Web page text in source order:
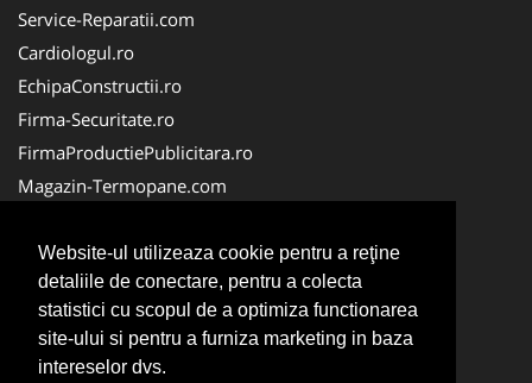
Website-ul utilizeaza cookie pentru a reţine
detaliile de conectare, pentru a colecta
statistici cu scopul de a optimiza functionarea
site-ului si pentru a furniza marketing in baza
intereselor dvs.
Service-Reparatii.com
Cardiologul.ro
EchipaConstructii.ro
Firma-Securitate.ro
FirmaProductiePublicitara.ro
Magazin-Termopane.com
CramaVinuri.ro
FirmaTractariAuto.ro
InstalatiiSolare.com
Pescaresc.ro